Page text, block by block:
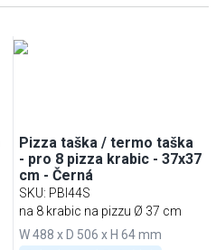
Pizza taška / termo taška
- pro 8 pizza krabic - 37x37
cm - Černá
SKU: PBI44S
na 8 krabic na pizzu Ø 37 cm
W 488 x D 506 x H 64 mm